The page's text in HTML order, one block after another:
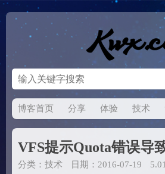
博客首页 分享 体验 技术
VFS提示Quota错误导
分类： 技术 日期：2016-07-19